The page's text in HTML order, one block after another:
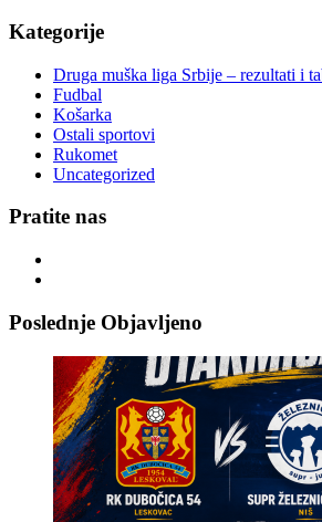
Kategorije
Druga muška liga Srbije – rezultati i
Fudbal
Košarka
Ostali sportovi
Rukomet
Uncategorized
Pratite nas
Poslednje Objavljeno